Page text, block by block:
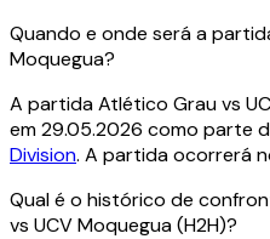
Quando e onde será a
Moquegua?
A partida Atlético Grau vs
em 29.05.2026 como parte
Division. A partida ocorrerá
Qual é o histórico de
vs UCV Moquegua (H2H)?